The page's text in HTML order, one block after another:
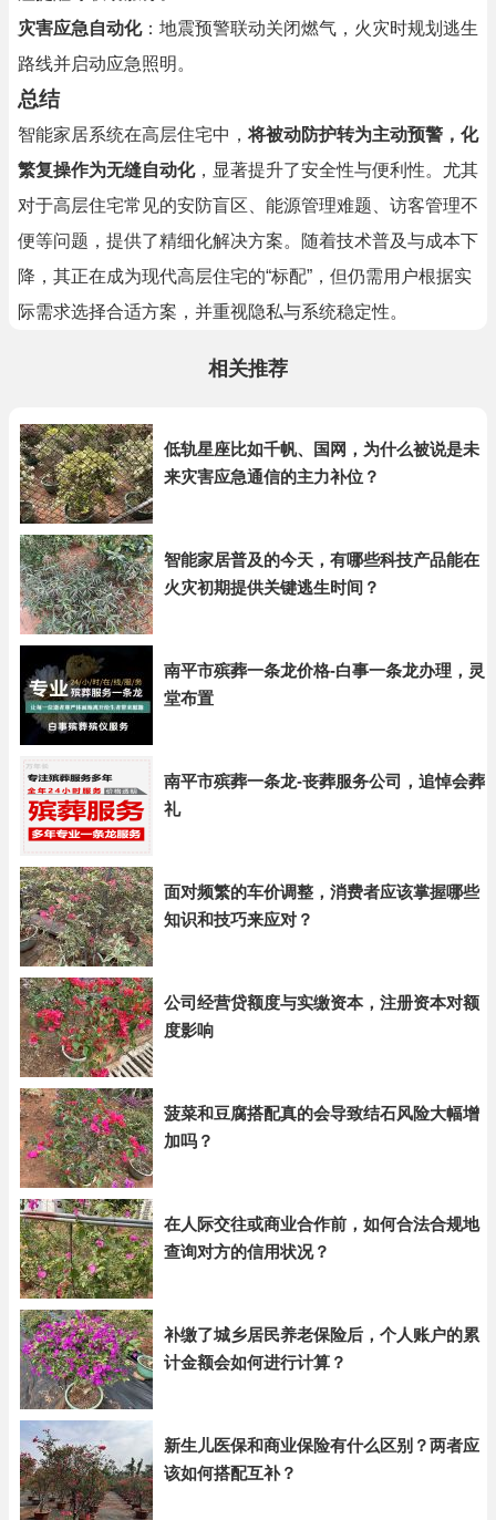
灾害应急自动化：地震预警联动关闭燃气，火灾时规划逃生
路线并启动应急照明。
总结
智能家居系统在高层住宅中，将被动防护转为主动预警，化
繁复操作为无缝自动化，显著提升了安全性与便利性。尤其
对于高层住宅常见的安防盲区、能源管理难题、访客管理不
便等问题，提供了精细化解决方案。随着技术普及与成本下
降，其正在成为现代高层住宅的“标配”，但仍需用户根据实
际需求选择合适方案，并重视隐私与系统稳定性。
相关推荐
低轨星座比如千帆、国网，为什么被说是未
来灾害应急通信的主力补位？
智能家居普及的今天，有哪些科技产品能在
火灾初期提供关键逃生时间？
南平市殡葬一条龙价格-白事一条龙办理，灵
堂布置
南平市殡葬一条龙-丧葬服务公司，追悼会葬
礼
面对频繁的车价调整，消费者应该掌握哪些
知识和技巧来应对？
公司经营贷额度与实缴资本，注册资本对额
度影响
菠菜和豆腐搭配真的会导致结石风险大幅增
加吗？
在人际交往或商业合作前，如何合法合规地
查询对方的信用状况？
补缴了城乡居民养老保险后，个人账户的累
计金额会如何进行计算？
新生儿医保和商业保险有什么区别？两者应
该如何搭配互补？